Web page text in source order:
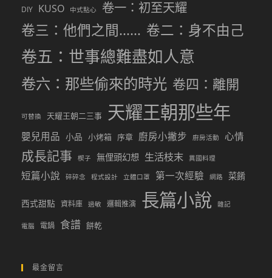
DIY KUSO 中式點心 卷一：初至天耀
卷三：他們之間…… 卷二：身不由己
卷五：世事總難盡如人意
卷六：那些偷來的時光 卷四：離開
可替換 天耀王朝二三事 天耀王朝那些年
嬰兒用品 小品 小烤箱 序章 廚房小撇步 廚房活動 心情
成長記事 楔子 無俚頭幻想 生活枝末 異國料理
短篇小說 碎碎念 程式設計 立體口罩 第一次經驗 網路 菜餚
西式甜點 資料庫 過敏 邏輯推演 長篇小說 雜記
電腦 電鍋 食譜 餅乾
最金留言